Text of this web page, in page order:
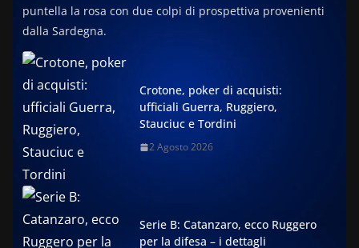
puntella la rosa con due colpi di prospettiva provenienti
dalla Sardegna.
Crotone, poker di acquisti:
ufficiali Guerra, Ruggiero,
Stauciuc e Tordini
2 Agosto 2026
Serie B: Catanzaro, ecco Ruggero
per la difesa – i dettagli